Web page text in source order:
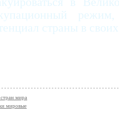
страны в
мира
мировые